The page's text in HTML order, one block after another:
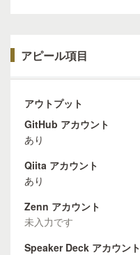
アピール項目
アウトプット
GitHub アカウント
あり
Qiita アカウント
あり
Zenn アカウント
未入力です
Speaker Deck アカウント